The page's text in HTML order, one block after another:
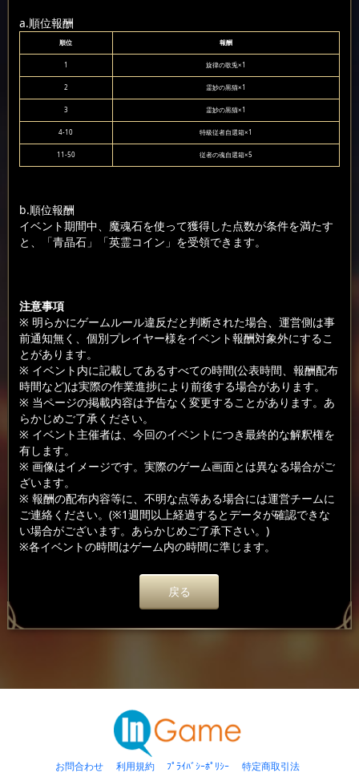
a.順位報酬
順位 報酬
1 旋律の歌兎×1
2 霊妙の黒猫×1
3 霊妙の黒猫×1
4-10 特級従者自選箱×1
11-50 従者の魂自選箱×5
b.順位報酬
イベント期間中、魔魂石を使って獲得した点数が条件を満たす
と、「青晶石」「英霊コイン」を受領できます。
注意事項
※ 明らかにゲームルール違反だと判断された場合、運営側は事
前通知無く、個別プレイヤー様をイベント報酬対象外にするこ
とがあります。
※ イベント内に記載してあるすべての時間(公表時間、報酬配布
時間など)は実際の作業進捗により前後する場合があります。
※ 当ページの掲載内容は予告なく変更することがあります。あ
らかじめご了承ください。
※ イベント主催者は、今回のイベントにつき最終的な解釈権を
有します。
※ 画像はイメージです。実際のゲーム画面とは異なる場合がご
ざいます。
※ 報酬の配布内容等に、不明な点等ある場合には運営チームに
ご連絡ください。(※1週間以上経過するとデータが確認できな
い場合がございます。あらかじめご了承下さい。)
※各イベントの時間はゲーム内の時間に準じます。
戻る
お問合わせ 利用規約 ﾌﾟﾗｲﾊﾞｼｰﾎﾟﾘｼｰ 特定商取引法